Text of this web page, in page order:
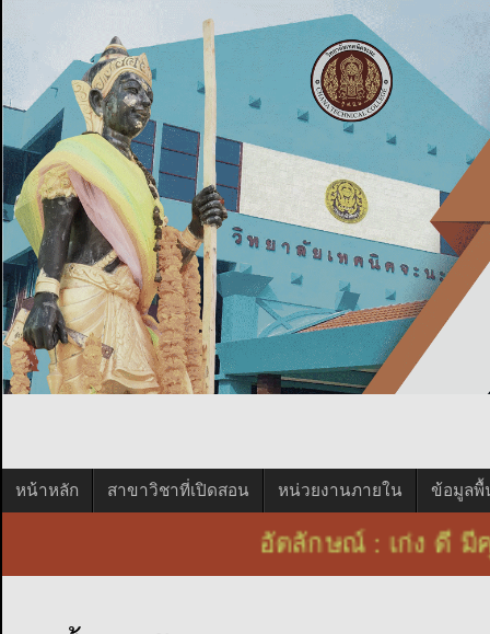
หน้าหลัก สาขาวิชาที่เปิดสอน หน่วยงานภายใน ข้อมูลพื้
อัตลักษณ์ : เก่ง